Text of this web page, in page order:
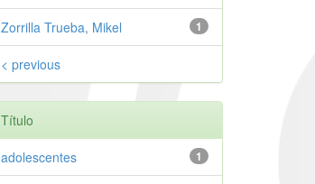
1
Zorrilla Trueba, Mikel
< previous
Título
1
adolescentes